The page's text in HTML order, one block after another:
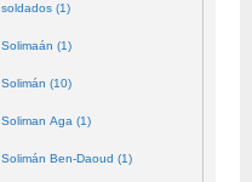
soldados (1)
Solimaán (1)
Solimán (10)
Soliman Aga (1)
Solimán Ben-Daoud (1)